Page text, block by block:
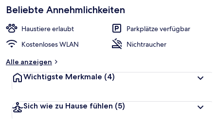
Beliebte Annehmlichkeiten
Haustiere erlaubt
Parkplätze verfügbar
Kostenloses WLAN
Nichtraucher
Alle anzeigen
Wichtigste Merkmale (4)
Sich wie zu Hause fühlen (5)